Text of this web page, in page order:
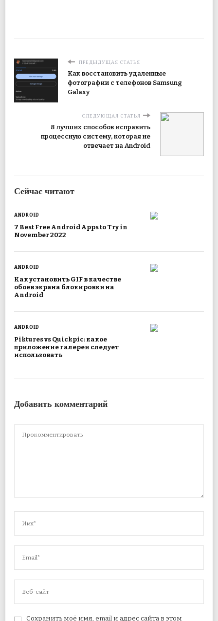
ПРЕДЫДУЩАЯ СТАТЬЯ
Как восстановить удаленные
фотографии с телефонов Samsung
Galaxy
СЛЕДУЮЩАЯ СТАТЬЯ
8 лучших способов исправить
процессную систему, которая не
отвечает на Android
Сейчас читают
ANDROID
7 Best Free Android Apps to Try in
November 2022
ANDROID
Как установить GIF в качестве
обоев экрана блокировки на
Android
ANDROID
Piktures vs Quickpic: какое
приложение галереи следует
использовать
Добавить комментарий
Сохранить моё имя, email и адрес сайта в этом